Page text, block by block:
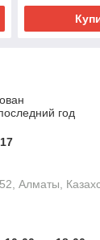
год
Алматы,